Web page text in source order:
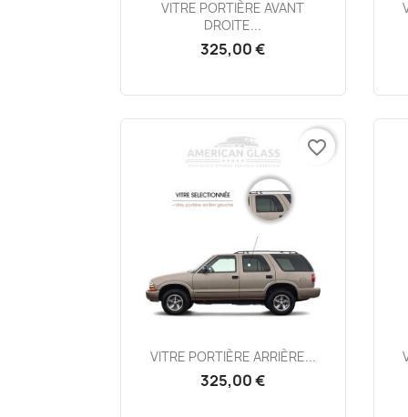

VITRE PORTIÈRE AVANT
DROITE...
325,00 €
Aperçu rapide
VITRE PORTIÈRE ARRIÈRE...
325,00 €
favorite_border